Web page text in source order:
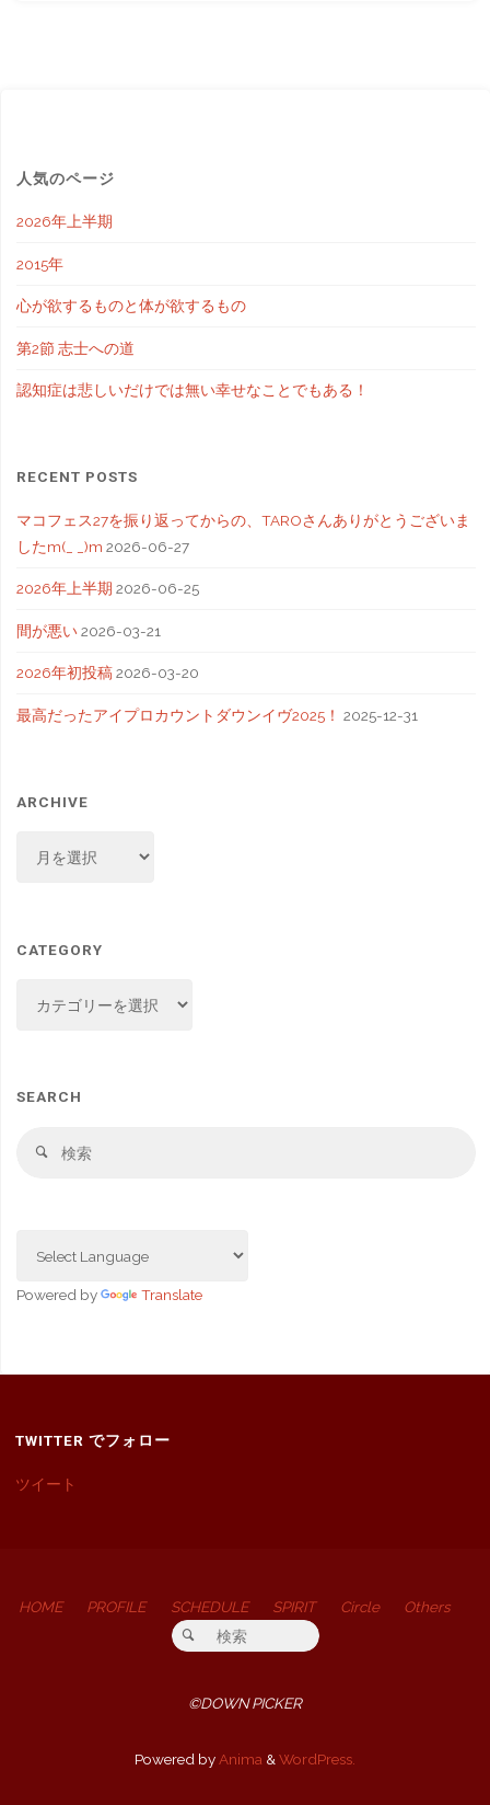
人気のページ
2026年上半期
2015年
心が欲するものと体が欲するもの
第2節 志士への道
認知症は悲しいだけでは無い幸せなことでもある！
RECENT POSTS
マコフェス27を振り返ってからの、TAROさんありがとうございま
したm(_ _)m 2026-06-27
2026年上半期 2026-06-25
間が悪い 2026-03-21
2026年初投稿 2026-03-20
最高だったアイプロカウントダウンイヴ2025！ 2025-12-31
ARCHIVE
CATEGORY
SEARCH
検
Powered by Translate
TWITTER でフォロー
ツイート
HOME PROFILE SCHEDULE SPIRIT Circle
Others
検索対象:
検索
©DOWN PICKER
Powered by Anima & WordPress.